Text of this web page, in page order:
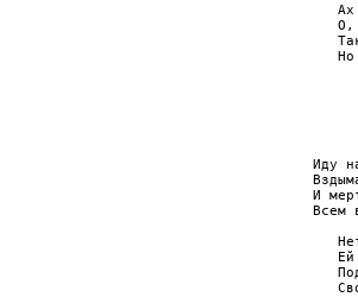
Иду
И
Всем